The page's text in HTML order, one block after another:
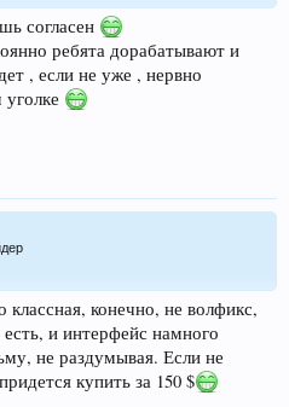
согласен
ребята дорабатывают и
, если не уже , нервно
классная, конечно, не волфикс,
и интерфейс намного
не раздумывая. Если не
купить за 150 $